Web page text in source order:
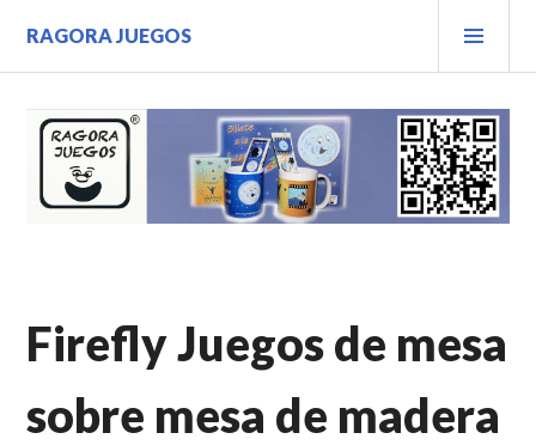
contenido.
RAGORA JUEGOS
Firefly Juegos de mesa
sobre mesa de madera